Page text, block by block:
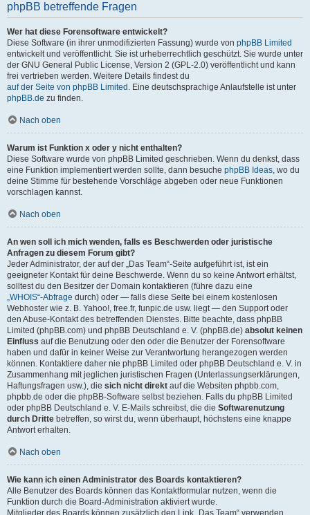
phpBB betreffende Fragen
Wer hat diese Forensoftware entwickelt?
Diese Software (in ihrer unmodifizierten Fassung) wurde von phpBB Limited
entwickelt und veröffentlicht. Sie ist urheberrechtlich geschützt. Sie wurde unter
der GNU General Public License, Version 2 (GPL-2.0) veröffentlicht und kann
frei vertrieben werden. Weitere Details findest du
auf der Seite von phpBB Limited . Eine deutschsprachige Anlaufstelle ist unter
phpBB.de zu finden.
Nach oben
Warum ist Funktion x oder y nicht enthalten?
Diese Software wurde von phpBB Limited geschrieben. Wenn du denkst, dass
eine Funktion implementiert werden sollte, dann besuche phpBB Ideas, wo du
deine Stimme für bestehende Vorschläge abgeben oder neue Funktionen
vorschlagen kannst.
Nach oben
An wen soll ich mich wenden, falls es Beschwerden oder juristische
Anfragen zu diesem Forum gibt?
Jeder Administrator, der auf der „Das Team“-Seite aufgeführt ist, ist ein
geeigneter Kontakt für deine Beschwerde. Wenn du so keine Antwort erhältst,
solltest du den Besitzer der Domain kontaktieren (führe dazu eine
„WHOIS“-Abfrage durch) oder — falls diese Seite bei einem kostenlosen
Webhoster wie z. B. Yahoo!, free.fr, funpic.de usw. liegt — den Support oder
den Abuse-Kontakt des betreffenden Dienstes. Bitte beachte, dass phpBB
Limited (phpBB.com) und phpBB Deutschland e. V. (phpBB.de) absolut keinen
Einfluss auf die Benutzung oder den oder die Benutzer der Forensoftware
haben und dafür in keiner Weise zur Verantwortung herangezogen werden
können. Kontaktiere daher nie phpBB Limited oder phpBB Deutschland e. V. in
Zusammenhang mit jeglichen juristischen Fragen (Unterlassungserklärungen,
Haftungsfragen usw.), die sich nicht direkt auf die Websiten phpbb.com,
phpbb.de oder die phpBB-Software selbst beziehen. Falls du phpBB Limited
oder phpBB Deutschland e. V. E-Mails schreibst, die die Softwarenutzung
durch Dritte betreffen, so wirst du, wenn überhaupt, höchstens eine knappe
Antwort erhalten.
Nach oben
Wie kann ich einen Administrator des Boards kontaktieren?
Alle Benutzer des Boards können das Kontaktformular nutzen, wenn die
Funktion durch die Board-Administration aktiviert wurde.
Mitglieder des Boards können zusätzlich den Link „Das Team“ verwenden.